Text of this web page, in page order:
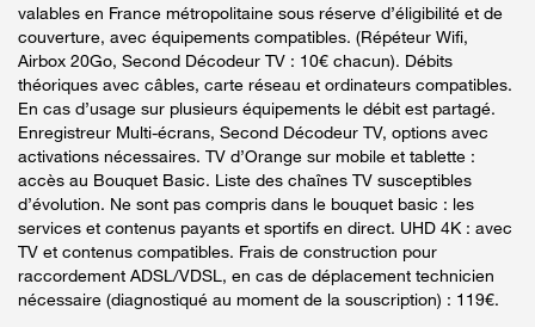
valables en France métropolitaine sous réserve d’éligibilité et de
couverture, avec équipements compatibles. (Répéteur Wifi,
Airbox 20Go, Second Décodeur TV : 10€ chacun). Débits
théoriques avec câbles, carte réseau et ordinateurs compatibles.
En cas d’usage sur plusieurs équipements le débit est partagé.
Enregistreur Multi-écrans, Second Décodeur TV, options avec
activations nécessaires. TV d’Orange sur mobile et tablette :
accès au Bouquet Basic. Liste des chaînes TV susceptibles
d’évolution. Ne sont pas compris dans le bouquet basic : les
services et contenus payants et sportifs en direct. UHD 4K : avec
TV et contenus compatibles. Frais de construction pour
raccordement ADSL/VDSL, en cas de déplacement technicien
nécessaire (diagnostiqué au moment de la souscription) : 119€.